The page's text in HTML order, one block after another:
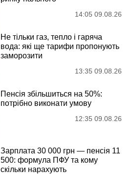
14:05 09.08.26
Не тільки газ, тепло і гаряча
вода: які ще тарифи пропонують
заморозити
13:35 09.08.26
Пенсія збільшиться на 50%:
потрібно виконати умову
12:35 09.08.26
Зарплата 30 000 грн — пенсія 11
500: формула ПФУ та кому
скільки нарахують